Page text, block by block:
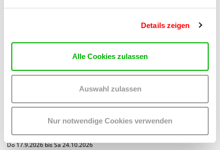
Details zeigen
Alle Cookies zulassen
Auswahl zulassen
Nur notwendige Cookies verwenden
WAS, WENN MESS – DAS DURCHEINANDER – DIE
Do 17.9.2026 bis Sa 24.10.2026